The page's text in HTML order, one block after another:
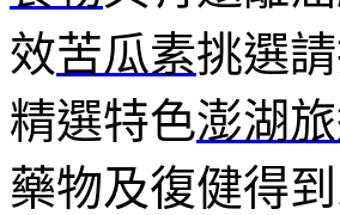
效苦瓜素挑選
精選特色澎湖
藥物及復健得